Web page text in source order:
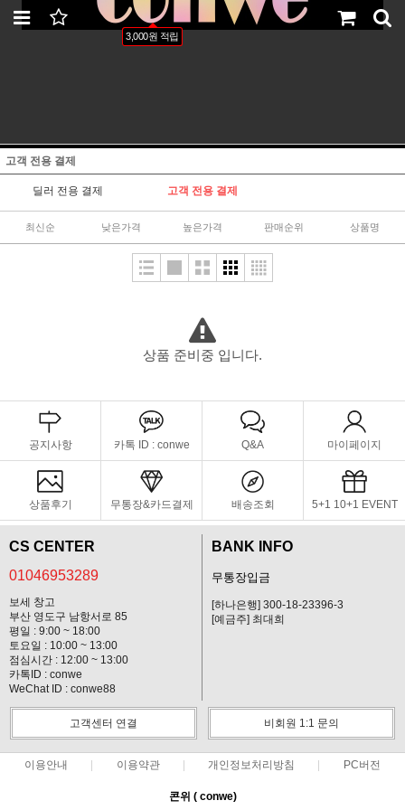
LOGIN JOIN
3,000원 적립
ORDER MYPAGE
고객 전용 결제
딜러 전용 결제 고객 전용 결제
최신순 낮은가격 높은가격 판매순위 상품명
상품 준비중 입니다.
공지사항 카톡 ID : conwe Q&A 마이페이지
상품후기 무통장&카드결제 배송조회 5+1 10+1 EVENT
CS CENTER
01046953289
보세 창고
부산 영도구 남항서로 85
평일 : 9:00 ~ 18:00
토요일 : 10:00 ~ 13:00
점심시간 : 12:00 ~ 13:00
카톡ID : conwe
WeChat ID : conwe88
BANK INFO
무통장입금
[하나은행] 300-18-23396-3
[예금주] 최대희
고객센터 연결 비회원 1:1 문의
이용안내 이용약관 개인정보처리방침 PC버전
콘위 ( conwe)